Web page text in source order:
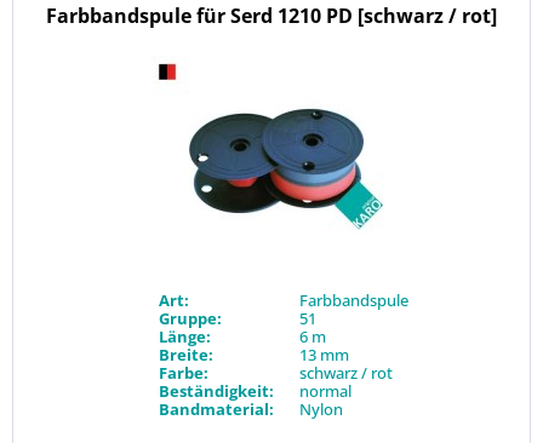
Farbbandspule für Serd 1210 PD [schwarz / rot]
Art:
Farbbandspule
Gruppe:
51
Länge:
6 m
Breite:
13 mm
Farbe:
schwarz / rot
Beständigkeit:
normal
Bandmaterial:
Nylon